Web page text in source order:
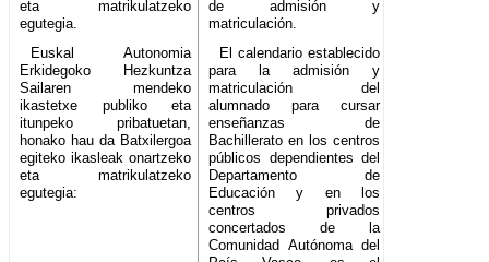
eta matrikulatzeko
egutegia.
de admisión y
matriculación.
Euskal Autonomia
Erkidegoko Hezkuntza
Sailaren mendeko
ikastetxe publiko eta
itunpeko pribatuetan,
honako hau da Batxilergoa
egiteko ikasleak onartzeko
eta matrikulatzeko
egutegia:
El calendario establecido
para la admisión y
matriculación del
alumnado para cursar
enseñanzas de
Bachillerato en los centros
públicos dependientes del
Departamento de
Educación y en los
centros privados
concertados de la
Comunidad Autónoma del